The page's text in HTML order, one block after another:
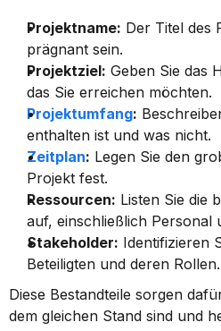
Projektname: Der Titel des
prägnant sein.
Projektziel: Geben Sie das
das Sie erreichen möchten.
Projektumfang:
enthalten ist und was nicht.
Zeitplan: Legen Sie den
Projekt fest.
Ressourcen: Listen Sie die
auf, einschließlich Personal
Stakeholder: Identifizieren
Beteiligten und deren Rollen.
Diese Bestandteile sorgen
dem gleichen Stand sind und